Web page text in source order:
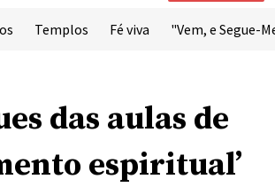
Templos Fé viva "Vem, e Segue-
das aulas de
espiritual’